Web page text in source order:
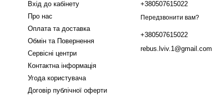
Вхід до кабінету
Про нас
Оплата та доставка
Обмін та Повернення
Сервісні центри
Контактна інформація
Угода користувача
Договір публічної оферти
+380507615022
Передзвонити вам?
+380507615022
rebus.lviv.1@gmail.com